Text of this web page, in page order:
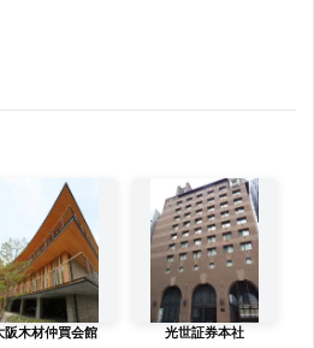
阪木材仲買会館 光世証券本社